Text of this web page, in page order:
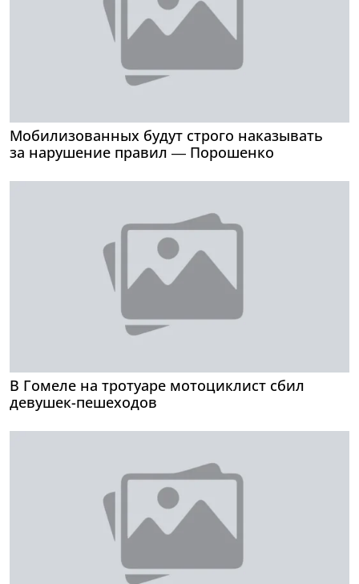
Мобилизованных будут строго наказывать
за нарушение правил — Порошенко
В Гомеле на тротуаре мотоциклист сбил
девушек-пешеходов